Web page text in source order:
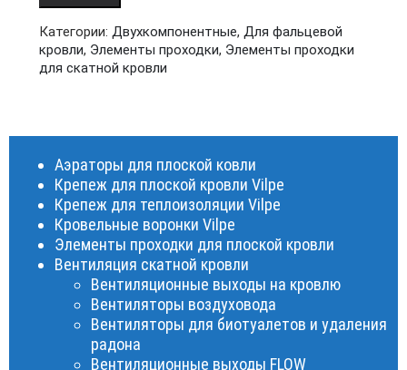
Категории: Двухкомпонентные, Для фальцевой
кровли, Элементы проходки, Элементы проходки
для скатной кровли
Аэраторы для плоской ковли
Крепеж для плоской кровли Vilpe
Крепеж для теплоизоляции Vilpe
Кровельные воронки Vilpe
Элементы проходки для плоской кровли
Вентиляция скатной кровли
Вентиляционные выходы на кровлю
Вентиляторы воздуховода
Вентиляторы для биотуалетов и удаления
радона
Вентиляционные выходы FLOW